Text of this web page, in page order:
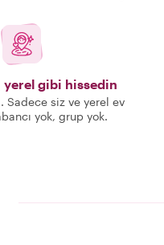
gibi hissedin
Sadece siz ve yerel ev
yok, grup yok.